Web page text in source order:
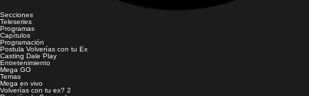
Secciones
Teleseries
Programas
Capítulos
Programación
Postula Volverías con tu Ex
Casting Dale Play
Entretenimiento
Mega GO
Temas
Mega en vivo
Volverías con tu ex? 2